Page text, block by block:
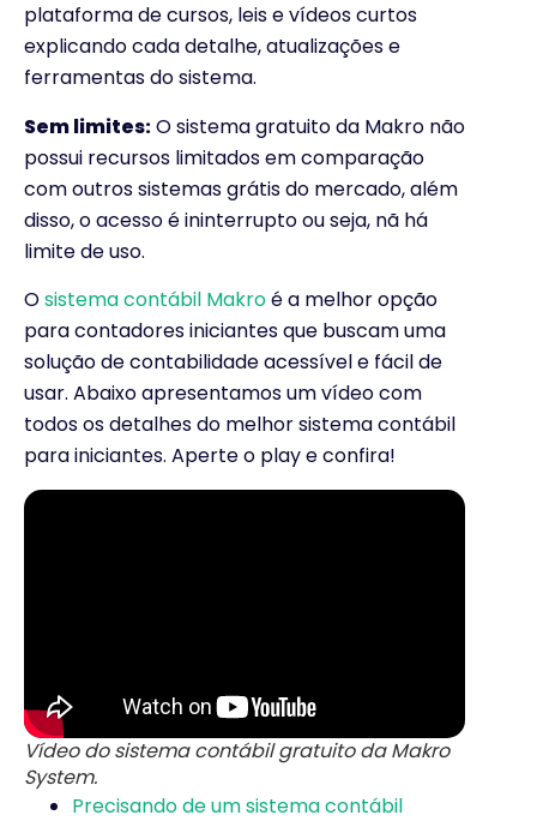
plataforma de cursos, leis e vídeos curtos
explicando cada detalhe, atualizações e
ferramentas do sistema.
Sem limites:O sistema gratuito da Makro não
possui recursos limitados em comparação
com outros sistemas grátis do mercado, além
disso, o acesso é ininterrupto ou seja, nã há
limite de uso.
Osistema contábil Makroé a melhor opção
para contadores iniciantes que buscam uma
solução de contabilidade acessível e fácil de
usar. Abaixo apresentamos um vídeo com
todos os detalhes do melhor sistema contábil
para iniciantes. Aperte o play e confira!
Vídeo do sistema contábil gratuito da Makro
System.
Precisando de um sistema contábil